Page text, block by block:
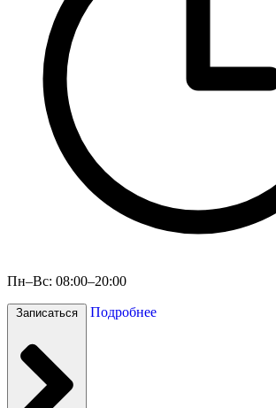
Пн–Вс: 08:00–20:00
Записаться Подробнее